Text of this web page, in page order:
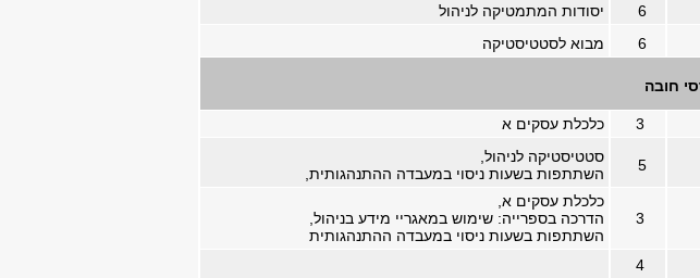
6
יסודות המתמטיקה לניהול
6 מבוא לסטטיסטיקה
חובה
3 כלכלת עסקים א
5
סטטיסטיקה לניהול,
השתתפות בשעות ניסוי במעבדה ההתנהגותית,
3
כלכלת עסקים א,
הדרכה בספרייה: שימוש במאגריי מידע בניהול,
השתתפות בשעות ניסוי במעבדה ההתנהגותית
4